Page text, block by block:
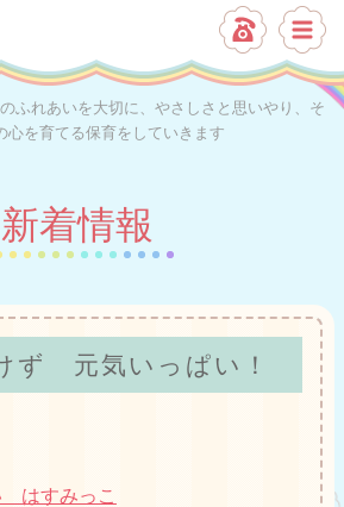
ふれあいを大切に、やさしさと思いやり、そ
心を育てる保育をしていきます
新着情報
ず 元気いっぱい！
はすみっこ